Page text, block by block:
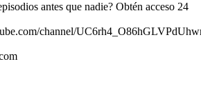
antes que nadie? Obtén acceso 24
channel/